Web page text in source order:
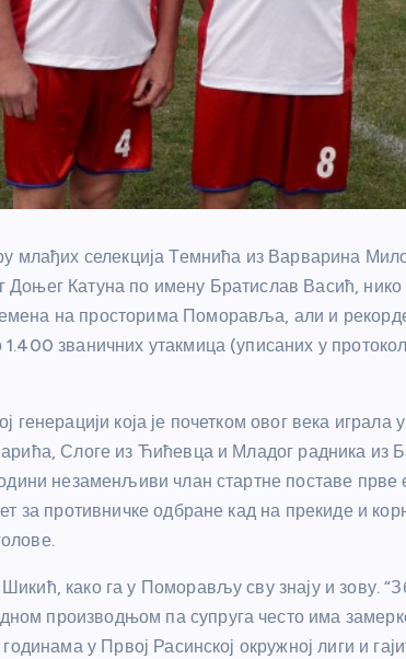
млађих селекција Темнића из Варварина
Катуна по имену Братислав Васић, нико
на просторима Поморавља, али и
званичних утакмица (уписаних у
генерацији која је почетком овог века играла
Слоге из Ћићевца и Младог радника из
незаменљиви члан стартне поставе прве
за противничке одбране кад на прекиде и
како га у Поморављу сву знају и зову.
производњом па супруга често има
у Првој Расинској окружној лиги и